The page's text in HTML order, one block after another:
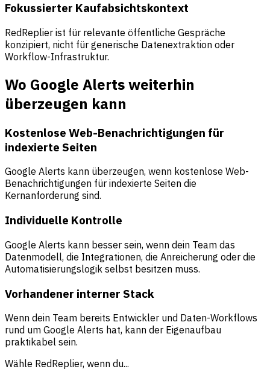
Fokussierter Kaufabsichtskontext
RedReplier ist für relevante öffentliche Gespräche
konzipiert, nicht für generische Datenextraktion oder
Workflow-Infrastruktur.
Wo Google Alerts weiterhin
überzeugen kann
Kostenlose Web-Benachrichtigungen für
indexierte Seiten
Google Alerts kann überzeugen, wenn kostenlose Web-
Benachrichtigungen für indexierte Seiten die
Kernanforderung sind.
Individuelle Kontrolle
Google Alerts kann besser sein, wenn dein Team das
Datenmodell, die Integrationen, die Anreicherung oder die
Automatisierungslogik selbst besitzen muss.
Vorhandener interner Stack
Wenn dein Team bereits Entwickler und Daten-Workflows
rund um Google Alerts hat, kann der Eigenaufbau
praktikabel sein.
Wähle RedReplier, wenn du...